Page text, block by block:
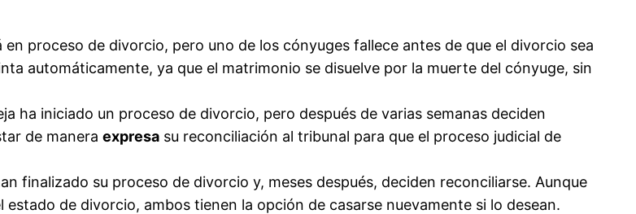
en proceso de divorcio, pero uno de los cónyuges fallece antes de que el divorcio sea
automáticamente, ya que el matrimonio se disuelve por la muerte del cónyuge, sin
ha iniciado un proceso de divorcio, pero después de varias semanas deciden
de manera expresa su reconciliación al tribunal para que el proceso judicial de
finalizado su proceso de divorcio y, meses después, deciden reconciliarse. Aunque
estado de divorcio, ambos tienen la opción de casarse nuevamente si lo desean.